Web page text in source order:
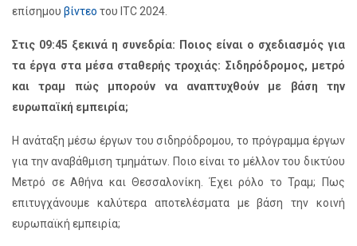
επίσημου βίντεο του ITC 2024.
Στις 09:45 ξεκινά η συνεδρία: Ποιος είναι ο σχεδιασμός για
τα έργα στα μέσα σταθερής τροχιάς: Σιδηρόδρομος, μετρό
και τραμ πώς μπορούν να αναπτυχθούν με βάση την
ευρωπαϊκή εμπειρία;
Η ανάταξη μέσω έργων του σιδηρόδρομου, το πρόγραμμα έργων
για την αναβάθμιση τμημάτων. Ποιο είναι το μέλλον του δικτύου
Μετρό σε Αθήνα και Θεσσαλονίκη. Έχει ρόλο το Τραμ; Πως
επιτυγχάνουμε καλύτερα αποτελέσματα με βάση την κοινή
ευρωπαϊκή εμπειρία;